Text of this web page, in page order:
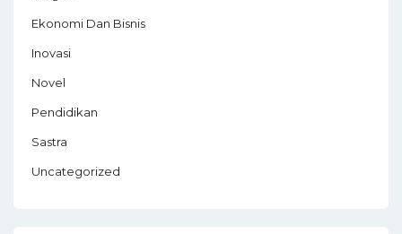
Ekonomi Dan Bisnis
Inovasi
Novel
Pendidikan
Sastra
Uncategorized